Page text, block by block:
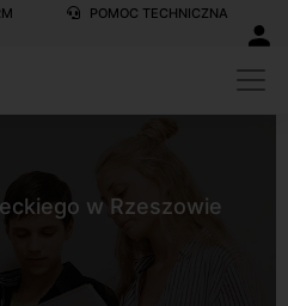
POMOC TECHNICZNA
w Rzeszowie